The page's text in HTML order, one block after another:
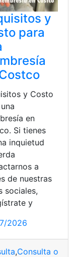
,Partida de
y
para
y Costo
en
Si tienes
inquietud
a
de nuestras
sociales,
y
2026
,Consulta online